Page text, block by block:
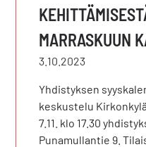
MARRASKUUN
3.10.2023
Yhdistyksen
keskustelu
7.11. klo 17.30
Punamullantie 9.